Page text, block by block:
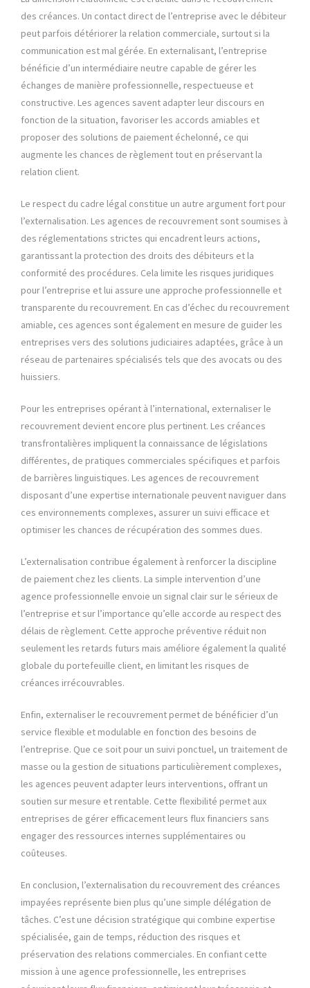
des créances. Un contact direct de l’entreprise avec le débiteur
peut parfois détériorer la relation commerciale, surtout si la
communication est mal gérée. En externalisant, l’entreprise
bénéficie d’un intermédiaire neutre capable de gérer les
échanges de manière professionnelle, respectueuse et
constructive. Les agences savent adapter leur discours en
fonction de la situation, favoriser les accords amiables et
proposer des solutions de paiement échelonné, ce qui
augmente les chances de règlement tout en préservant la
relation client.
Le respect du cadre légal constitue un autre argument fort pour
l’externalisation. Les agences de recouvrement sont soumises à
des réglementations strictes qui encadrent leurs actions,
garantissant la protection des droits des débiteurs et la
conformité des procédures. Cela limite les risques juridiques
pour l’entreprise et lui assure une approche professionnelle et
transparente du recouvrement. En cas d’échec du recouvrement
amiable, ces agences sont également en mesure de guider les
entreprises vers des solutions judiciaires adaptées, grâce à un
réseau de partenaires spécialisés tels que des avocats ou des
huissiers.
Pour les entreprises opérant à l’international, externaliser le
recouvrement devient encore plus pertinent. Les créances
transfrontalières impliquent la connaissance de législations
différentes, de pratiques commerciales spécifiques et parfois
de barrières linguistiques. Les agences de recouvrement
disposant d’une expertise internationale peuvent naviguer dans
ces environnements complexes, assurer un suivi efficace et
optimiser les chances de récupération des sommes dues.
L’externalisation contribue également à renforcer la discipline
de paiement chez les clients. La simple intervention d’une
agence professionnelle envoie un signal clair sur le sérieux de
l’entreprise et sur l’importance qu’elle accorde au respect des
délais de règlement. Cette approche préventive réduit non
seulement les retards futurs mais améliore également la qualité
globale du portefeuille client, en limitant les risques de
créances irrécouvrables.
Enfin, externaliser le recouvrement permet de bénéficier d’un
service flexible et modulable en fonction des besoins de
l’entreprise. Que ce soit pour un suivi ponctuel, un traitement de
masse ou la gestion de situations particulièrement complexes,
les agences peuvent adapter leurs interventions, offrant un
soutien sur mesure et rentable. Cette flexibilité permet aux
entreprises de gérer efficacement leurs flux financiers sans
engager des ressources internes supplémentaires ou
coûteuses.
En conclusion, l’externalisation du recouvrement des créances
impayées représente bien plus qu’une simple délégation de
tâches. C’est une décision stratégique qui combine expertise
spécialisée, gain de temps, réduction des risques et
préservation des relations commerciales. En confiant cette
mission à une agence professionnelle, les entreprises